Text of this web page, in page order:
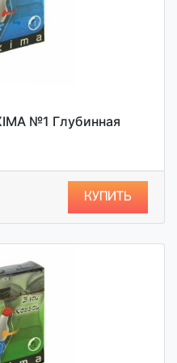
№1 Глубинная
КУПИТЬ